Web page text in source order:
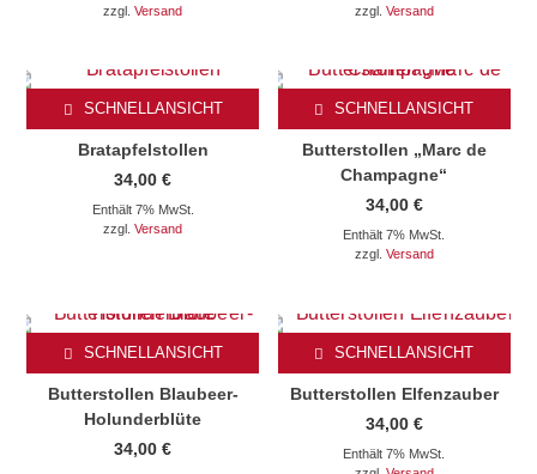
zzgl.Versand
zzgl. Versand
SCHNELLANSICHT
Bratapfelstollen
34,00€
Enthält 7% MwSt.
zzgl.Versand
SCHNELLANSICHT
Butterstollen „Marc de
Champagne“
34,00 €
Enthält 7% MwSt.
zzgl. Versand
SCHNELLANSICHT
Butterstollen Blaubeer-
Holunderblüte
34,00€
SCHNELLANSICHT
Butterstollen Elfenzauber
34,00 €
Enthält 7% MwSt.